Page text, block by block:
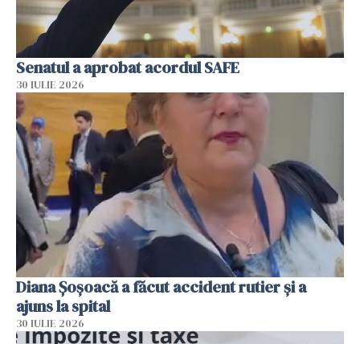
Senatul a aprobat acordul SAFE
30 IULIE 2026
Diana Șoșoacă a făcut accident rutier și a
ajuns la spital
30 IULIE 2026